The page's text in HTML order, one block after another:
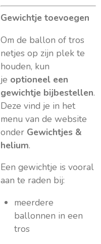
Gewichtje toevoegen
Om de ballon of tros
netjes op zijn plek te
houden, kun
je optioneel een
gewichtje bijbestellen.
Deze vind je in het
menu van de website
onder Gewichtjes &
helium.
Een gewichtje is vooral
aan te raden bij:
meerdere
ballonnen in een
tros